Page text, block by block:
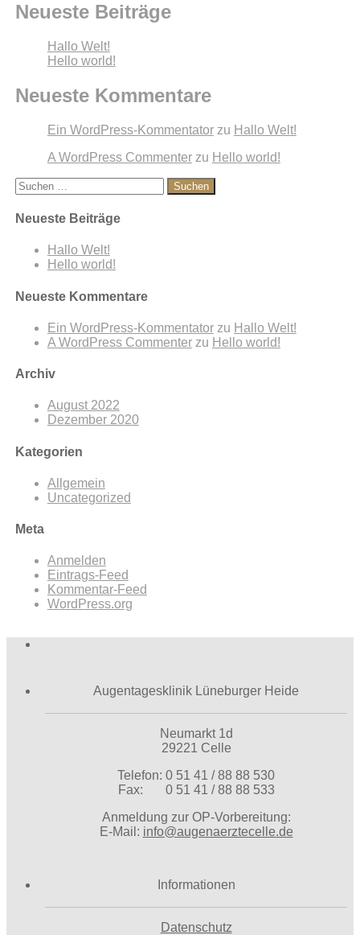
Neueste Beiträge
Hallo Welt!
Hello world!
Neueste Kommentare
Ein WordPress-Kommentatorzu Hallo Welt!
A WordPress Commenterzu Hello world!
Neueste Beiträge
Hallo Welt!
Hello world!
Neueste Kommentare
Ein WordPress-Kommentatorzu Hallo Welt!
A WordPress Commenterzu Hello world!
Archiv
August 2022
Dezember 2020
Kategorien
Allgemein
Uncategorized
Meta
Anmelden
Eintrags-Feed
Kommentar-Feed
WordPress.org
Augentagesklinik Lüneburger Heide
Neumarkt 1d
29221 Celle
Telefon: 0 51 41 / 88 88 530
Fax: 0 51 41 / 88 88 533
Anmeldung zur OP-Vorbereitung:
E-Mail: info@augenaerztecelle.de
Informationen
Datenschutz